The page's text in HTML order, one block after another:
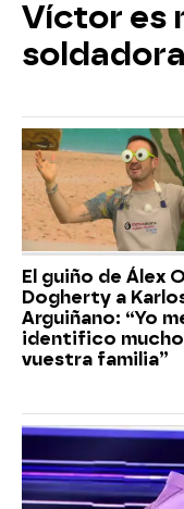
Víctor es
soldadora
El guiño de Álex
Dogherty a
Arguiñano: “Yo
identifico
vuestra familia”